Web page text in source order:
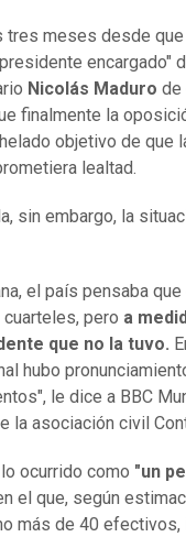
tres meses desde que
encargado"
Nicolás Maduro de
finalmente la
objetivo de que
lealtad.
sin embargo, la
el país pensaba
pero a
que no la tuvo.
hubo
le dice a BBC
la asociación civil
ocurrido como "un
el que, según
más de 40